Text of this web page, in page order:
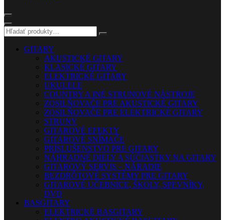
GITARY
AKUSTICKÉ GITARY
KLASICKÉ GITARY
ELEKTRICKÉ GITARY
UKULELE
COUNTRY A INÉ STRUNOVÉ NÁSTROJE
ZOSILŇOVAČE PRE AKUSTICKÉ GITARY
ZOSILŇOVAČE PRE ELEKTRICKÉ GITARY
STRUNY
GITAROVÉ EFEKTY
GITAROVÉ SNÍMAČE
PRÍSLUŠENSTVO PRE GITARY
NÁHRADNÉ DIELY A SÚČIASTKY NA GITARY
GITAROVÝ SERVIS – NÁRADIE
BEZDRÔTOVÉ SYSTÉMY PRE GITARY
GITAROVÉ UČEBNICE, ŠKOLY, SPEVNÍKY,
DVD
BASGITARY
ELEKTRICKÉ BASGITARY